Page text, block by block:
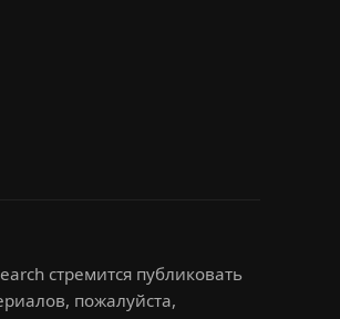
стремится публиковать
пожалуйста,